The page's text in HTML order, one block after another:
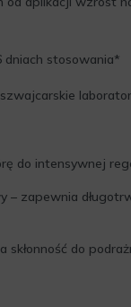
dniach stosowania*
do intensywnej
zapewnia
skłonność do